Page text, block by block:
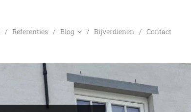
Referenties Blog Bijverdienen Contact